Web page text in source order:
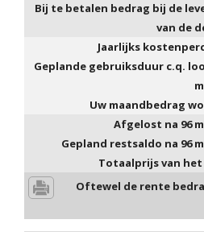
Bij te betalen bedrag bij de
van de
Jaarlijks
Geplande gebruiksduur c.q.
Uw maandbedrag
Afgelost na 96
Gepland restsaldo na 96
Totaalprijs van
Oftewel de rente